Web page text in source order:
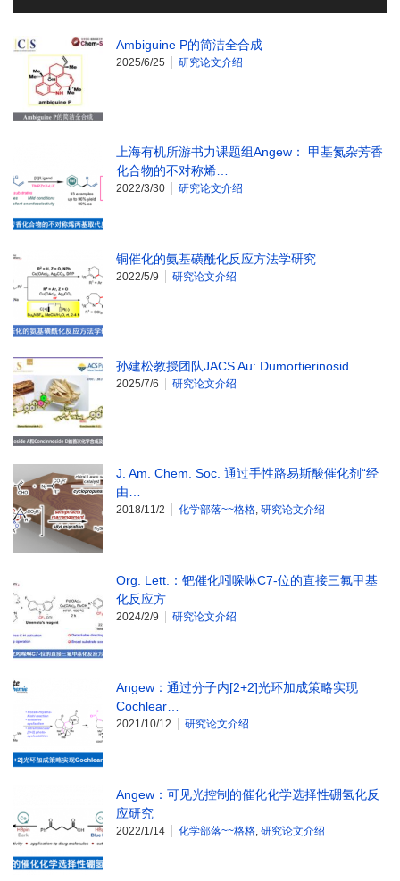
Ambiguine P的简洁全合成
2025/6/25 研究论文介绍
上海有机所游书力课题组Angew： 甲基氮杂芳香
化合物的不对称烯…
2022/3/30 研究论文介绍
铜催化的氨基磺酰化反应方法学研究
2022/5/9 研究论文介绍
孙建松教授团队JACS Au: Dumortierinosid…
2025/7/6 研究论文介绍
J. Am. Chem. Soc. 通过手性路易斯酸催化剂“经
由…
2018/11/2 化学部落~~格格, 研究论文介绍
Org. Lett.：钯催化吲哚啉C7-位的直接三氟甲基
化反应方…
2024/2/9 研究论文介绍
Angew：通过分子内[2+2]光环加成策略实现
Cochlear…
2021/10/12 研究论文介绍
Angew：可见光控制的催化化学选择性硼氢化反
应研究
2022/1/14 化学部落~~格格, 研究论文介绍